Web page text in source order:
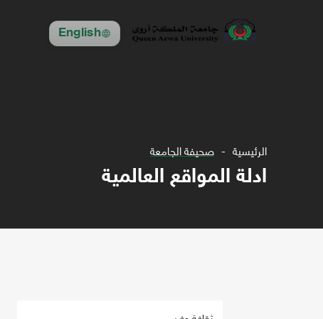
English
الرئيسية صحيفة الجامعة
ادلة المواقع العالمية